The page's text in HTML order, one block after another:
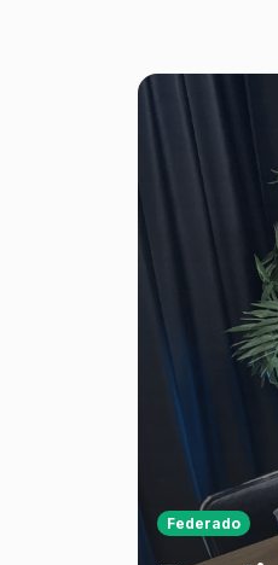
Federado